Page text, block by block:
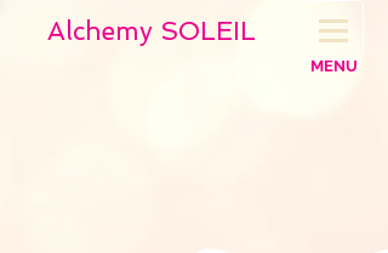
Alchemy SOLEIL
MENU